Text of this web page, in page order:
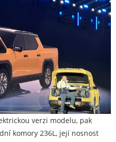
verzi modelu, pak
komory 236L, její nosnost